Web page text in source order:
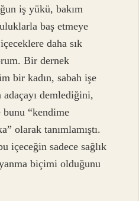
iş yükü, bakım
baş etmeye
daha sık
Bir dernek
bir kadın, sabah işe
demlediğini,
bunu “kendime
olarak tanımlamıştı.
içeceğin sadece sağlık
biçimi olduğunu